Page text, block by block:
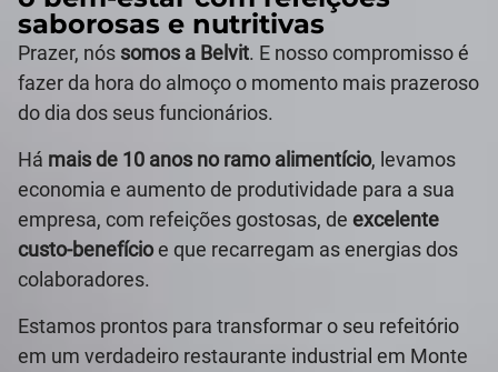
saborosas e nutritivas
Prazer, nós somos a Belvit. E nosso compromisso é
fazer da hora do almoço o momento mais prazeroso
do dia dos seus funcionários.
Há mais de 10 anos no ramo alimentício, levamos
economia e aumento de produtividade para a sua
empresa, com refeições gostosas, de excelente
custo-benefícioe que recarregam as energias dos
colaboradores.
Estamos prontos para transformar o seu refeitório
em um verdadeiro restaurante industrial em Monte